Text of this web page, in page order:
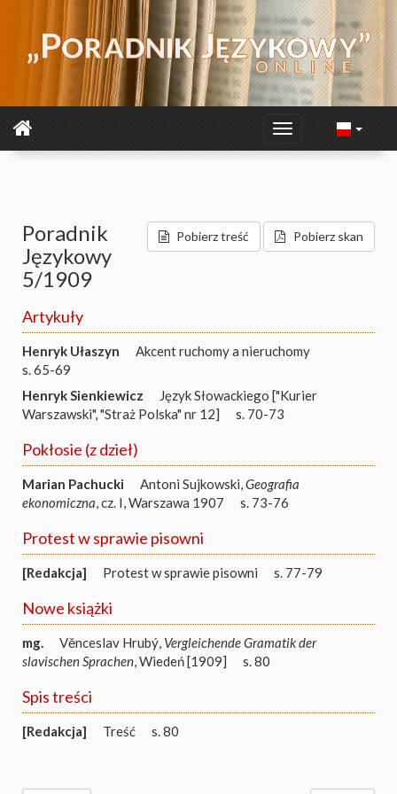
Pobierz treść Pobierz skan
Poradnik
Językowy
5/1909
Artykuły
Henryk Ułaszyn
Akcent ruchomy a nieruchomy
s. 65-69
Henryk Sienkiewicz
Język Słowackiego ["Kurier
Warszawski", "Straż Polska" nr 12]
s. 70-73
Pokłosie (z dzieł)
Marian Pachucki Antoni Sujkowski, Geografia
ekonomiczna , cz. I, Warszawa 1907 s. 73-76
Protest w sprawie pisowni
[Redakcja] Protest w sprawie pisowni s. 77-79
Nowe książki
mg. Věnceslav Hrubý, Vergleichende Gramatik der
slavischen Sprachen , Wiedeń [1909] s. 80
Spis treści
[Redakcja] Treść s. 80